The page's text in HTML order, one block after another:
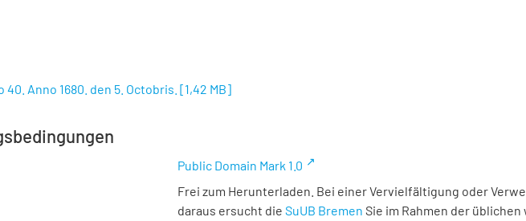
40. Anno 1680. den 5. Octobris. [1,42 MB]
Public Domain Mark 1.0
Frei zum Herunterladen. Bei einer Vervielfältigung oder
daraus ersucht die SuUB Bremen Sie im Rahmen der